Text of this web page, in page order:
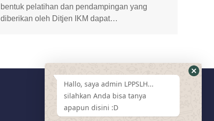
bentuk pelatihan dan pendampingan yang
diberikan oleh Ditjen IKM dapat…
Media Sosial
Hallo, saya admin LPPSLH...
silahkan Anda bisa tanya
apapun disini :D